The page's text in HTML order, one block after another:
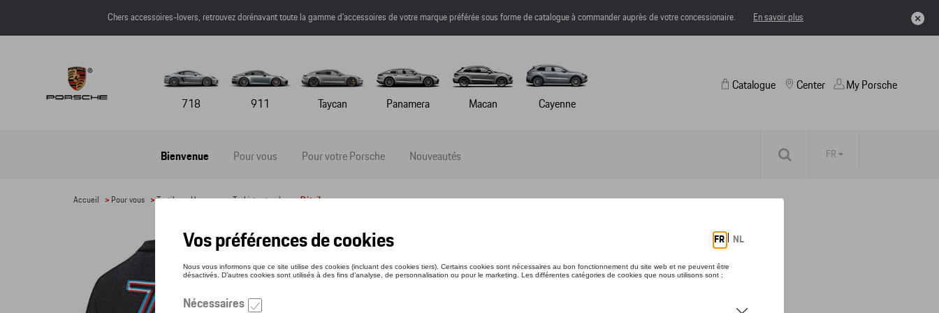
Chers accessoires-lovers, retrouvez dorénavant toute la gamme d’accessoires de votre marque préférée sous forme de catalogue à commander auprès de votre concessionaire. En savoir plus
718 911 Taycan Panamera Macan Cayenne
Catalogue
Bienvenue Pour vous Pour votre Porsche Nouveautés
Center My Porsche
FR
Accueil > Pour vous >Textile >Hommes >T-shirts et polos > Détail
POLO-SHIRT - 75 Y PORSCHE SPORTS CAR
Référence: WAP131XXX0P75Y